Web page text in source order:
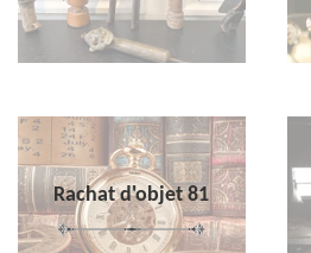
Rachat d'objet 81